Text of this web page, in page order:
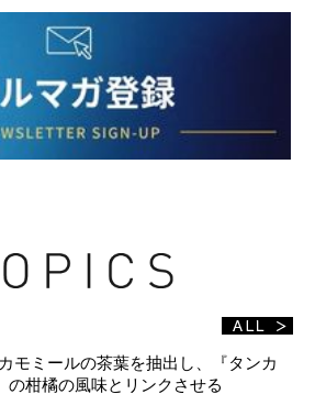
モミールの茶葉を抽出し、『タンカ
の柑橘の風味とリンクさせる